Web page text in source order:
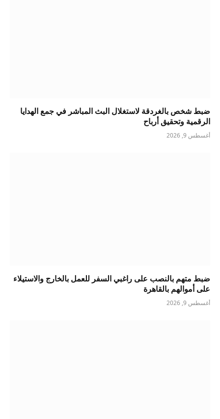
ضبط شخص بالغردقة لاستغلال البث المباشر في جمع الهدايا
الرقمية وتحقيق أرباح
أغسطس 9, 2026
ضبط متهم بالنصب على راغبي السفر للعمل بالخارج والاستيلاء
على أموالهم بالقاهرة
أغسطس 9, 2026